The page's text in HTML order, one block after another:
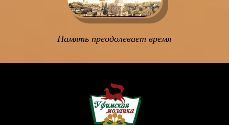
Память преодолевает время